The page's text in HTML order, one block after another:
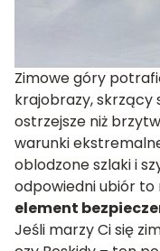
Zimowe góry
krajobrazy, skrzący
ostrzejsze niż
warunki
oblodzone szlaki i
odpowiedni ubiór
element
Jeśli marzy Ci się